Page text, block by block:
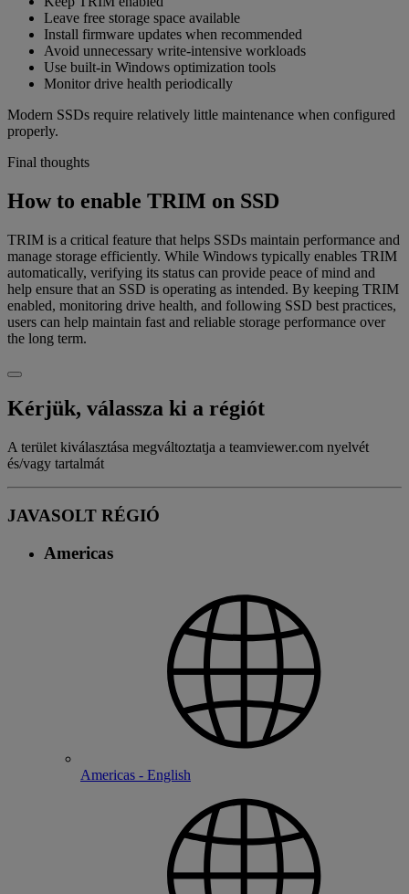
Leave free storage space available
Install firmware updates when recommended
Avoid unnecessary write-intensive workloads
Use built-in Windows optimization tools
Monitor drive health periodically
Modern SSDs require relatively little maintenance when configured
properly.
Final thoughts
How to enable TRIM on SSD
TRIM is a critical feature that helps SSDs maintain performance and
manage storage efficiently. While Windows typically enables TRIM
automatically, verifying its status can provide peace of mind and
help ensure that an SSD is operating as intended. By keeping TRIM
enabled, monitoring drive health, and following SSD best practices,
users can help maintain fast and reliable storage performance over
the long term.
Kérjük, válassza ki a régiót
A terület kiválasztása megváltoztatja a teamviewer.com nyelvét
és/vagy tartalmát
JAVASOLT RÉGIÓ
Americas
Americas - English